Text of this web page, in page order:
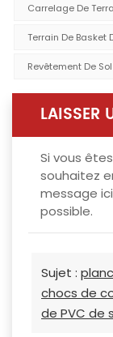
Carrelage De
Terrain De Basket
Revêtement De
LAISSER
Si vous
souhaitez
message
possible.
Sujet :
chocs de
de PVC de